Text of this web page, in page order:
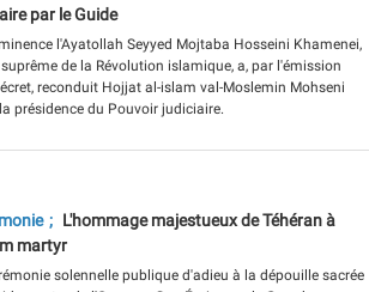
par le Guide
l'Ayatollah Seyyed Mojtaba Hosseini Khamenei,
de la Révolution islamique, a, par l'émission
reconduit Hojjat al-islam val-Moslemin Mohseni
présidence du Pouvoir judiciaire.
L'hommage majestueux de Téhéran à
martyr
solennelle publique d'adieu à la dépouille sacrée